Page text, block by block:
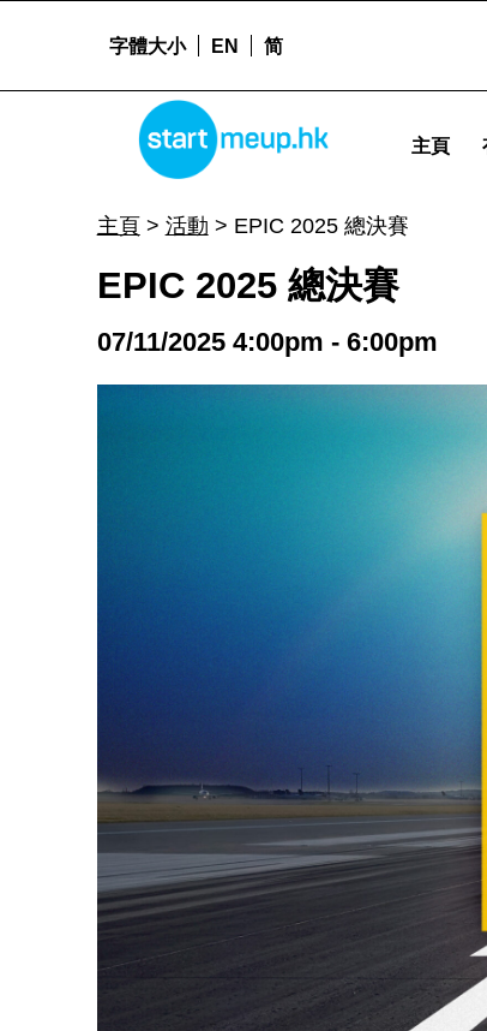
EPIC 2025 總決賽 -
STARTMEUPHK
主頁
字體大小 EN 简
主頁> 活動 > EPIC 2025 總決賽
EPIC 2025 總決賽
07/11/2025 4:00pm - 6:00pm